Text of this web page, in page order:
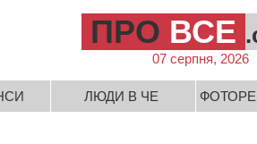
ПРО ВСЕ
07 серпня, 2026
ЛЮДИ В ЧЕ